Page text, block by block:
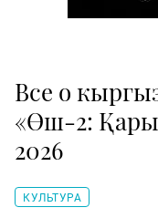
Все о
«Өш-2:
2026
КУЛЬТУРА